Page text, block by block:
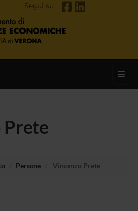
Segui su
Prete
Persone Vincenzo Prete